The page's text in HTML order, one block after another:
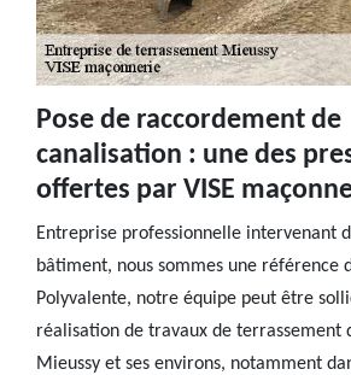
Pose de raccordement de
canalisation : une des
offertes par VISE
Entreprise professionnelle intervenant
bâtiment, nous sommes une référence
Polyvalente, notre équipe peut être
réalisation de travaux de terrassement
Mieussy et ses environs, notamment